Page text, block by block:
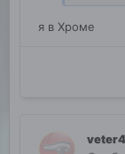
я в Хроме
veter4